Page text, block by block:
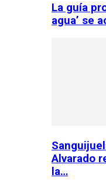
La guía
agua’ se
Alvarado
la…